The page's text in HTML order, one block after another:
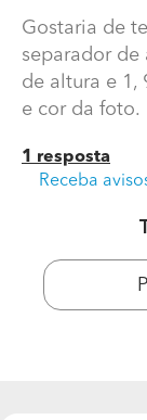
Separador
Gostaria de
separador de
de altura e 1,
e cor da foto.
1 resposta
Receba